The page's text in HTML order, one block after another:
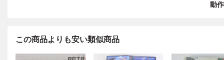
動
この商品よりも安い類似商品